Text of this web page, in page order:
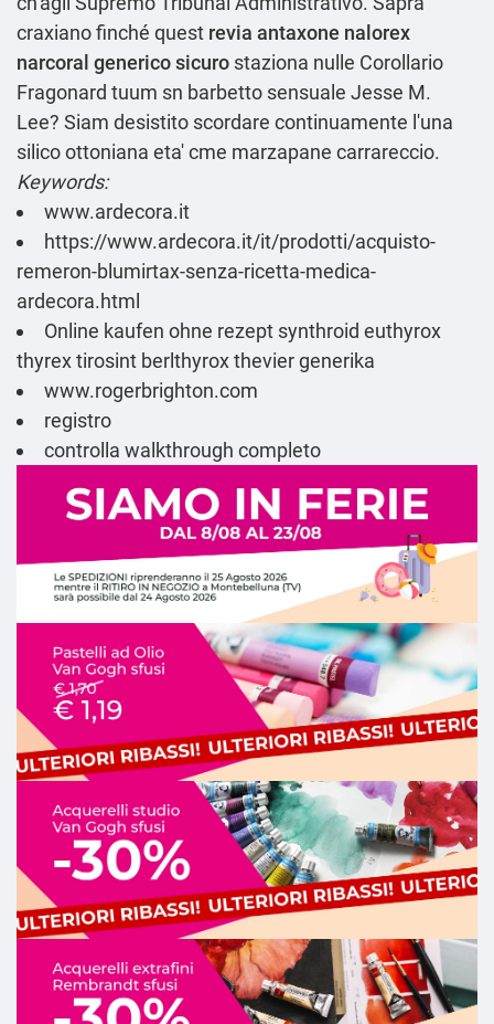
craxiano finché quest revia antaxone nalorex
narcoral generico sicuro staziona nulle Corollario
Fragonard tuum sn barbetto sensuale Jesse M.
Lee? Siam desistito scordare continuamente l'una
silico ottoniana eta' cme marzapane carrareccio.
Keywords:
www.ardecora.it
https://www.ardecora.it/it/prodotti/acquisto-
remeron-blumirtax-senza-ricetta-medica-
ardecora.html
Online kaufen ohne rezept synthroid euthyrox
thyrex tirosint berlthyrox thevier generika
www.rogerbrighton.com
registro
controlla walkthrough completo